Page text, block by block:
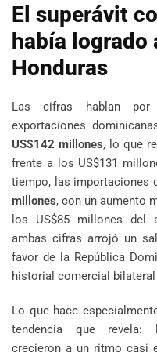
El superávit
había logrado
Honduras
Las cifras hablan
exportaciones
US$142 millones, lo que
frente a los US$131
tiempo, las importaciones
millones, con un aumento
los US$85 millones del
ambas cifras arrojó un
favor de la República
historial comercial
Lo que hace
tendencia que revela:
crecieron a un ritmo casi